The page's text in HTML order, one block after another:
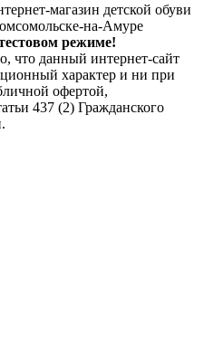
магазин детской обуви
на-Амуре
режиме!
что данный интернет-сайт
характер и ни при
офертой,
437 (2) Гражданского